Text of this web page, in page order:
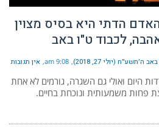
הדתי היא בסיס מצוין
לכבוד ט"ו באב
ה׳תשע״ח (יולי 27, 2018) 9:08 am אין תגובות
היום ואולי גם השגרה, גורמים לא אחת
פחות משמעותית ונוכחת בחיים.